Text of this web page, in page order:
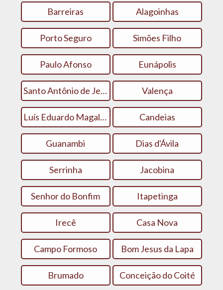
Barreiras Alagoinhas
Porto Seguro Simões Filho
Paulo Afonso Eunápolis
Santo Antônio de Jesus Valença
Luís Eduardo Magalhães Candeias
Guanambi Dias d'Ávila
Serrinha Jacobina
Senhor do Bonfim Itapetinga
Irecê Casa Nova
Campo Formoso Bom Jesus da Lapa
Brumado Conceição do Coité